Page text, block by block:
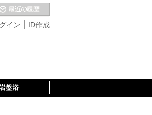
ID作成
イン
に入りの温泉
盤浴